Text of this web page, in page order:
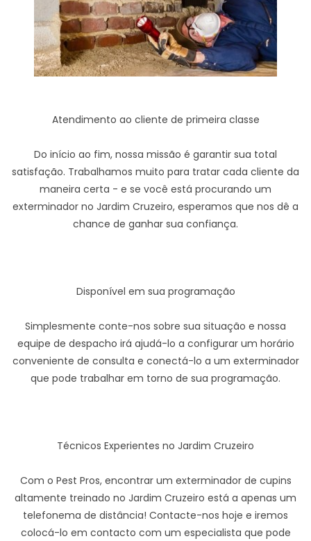
Atendimento ao cliente de primeira classe
Do início ao fim, nossa missão é garantir sua total
satisfação. Trabalhamos muito para tratar cada cliente da
maneira certa - e se você está procurando um
exterminador no Jardim Cruzeiro, esperamos que nos dê a
chance de ganhar sua confiança.
Disponível em sua programação
Simplesmente conte-nos sobre sua situação e nossa
equipe de despacho irá ajudá-lo a configurar um horário
conveniente de consulta e conectá-lo a um exterminador
que pode trabalhar em torno de sua programação.
Técnicos Experientes no Jardim Cruzeiro
Com o Pest Pros, encontrar um exterminador de cupins
altamente treinado no Jardim Cruzeiro está a apenas um
telefonema de distância! Contacte-nos hoje e iremos
colocá-lo em contacto com um especialista que pode